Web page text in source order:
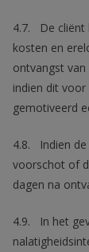
4.7. De cliënt
kosten en
ontvangst
indien dit
gemotiveerd
4.8. Indien de
voorschot of
dagen na
4.9. In het